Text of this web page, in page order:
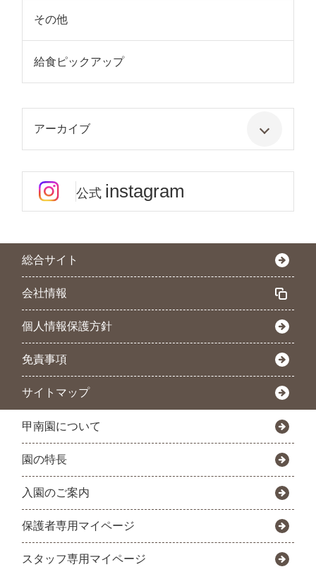
その他
給食ピックアップ
アーカイブ
公式 instagram
総合サイト
会社情報
個人情報保護方針
免責事項
サイトマップ
甲南園について
園の特長
入園のご案内
保護者専用マイページ
スタッフ専用マイページ